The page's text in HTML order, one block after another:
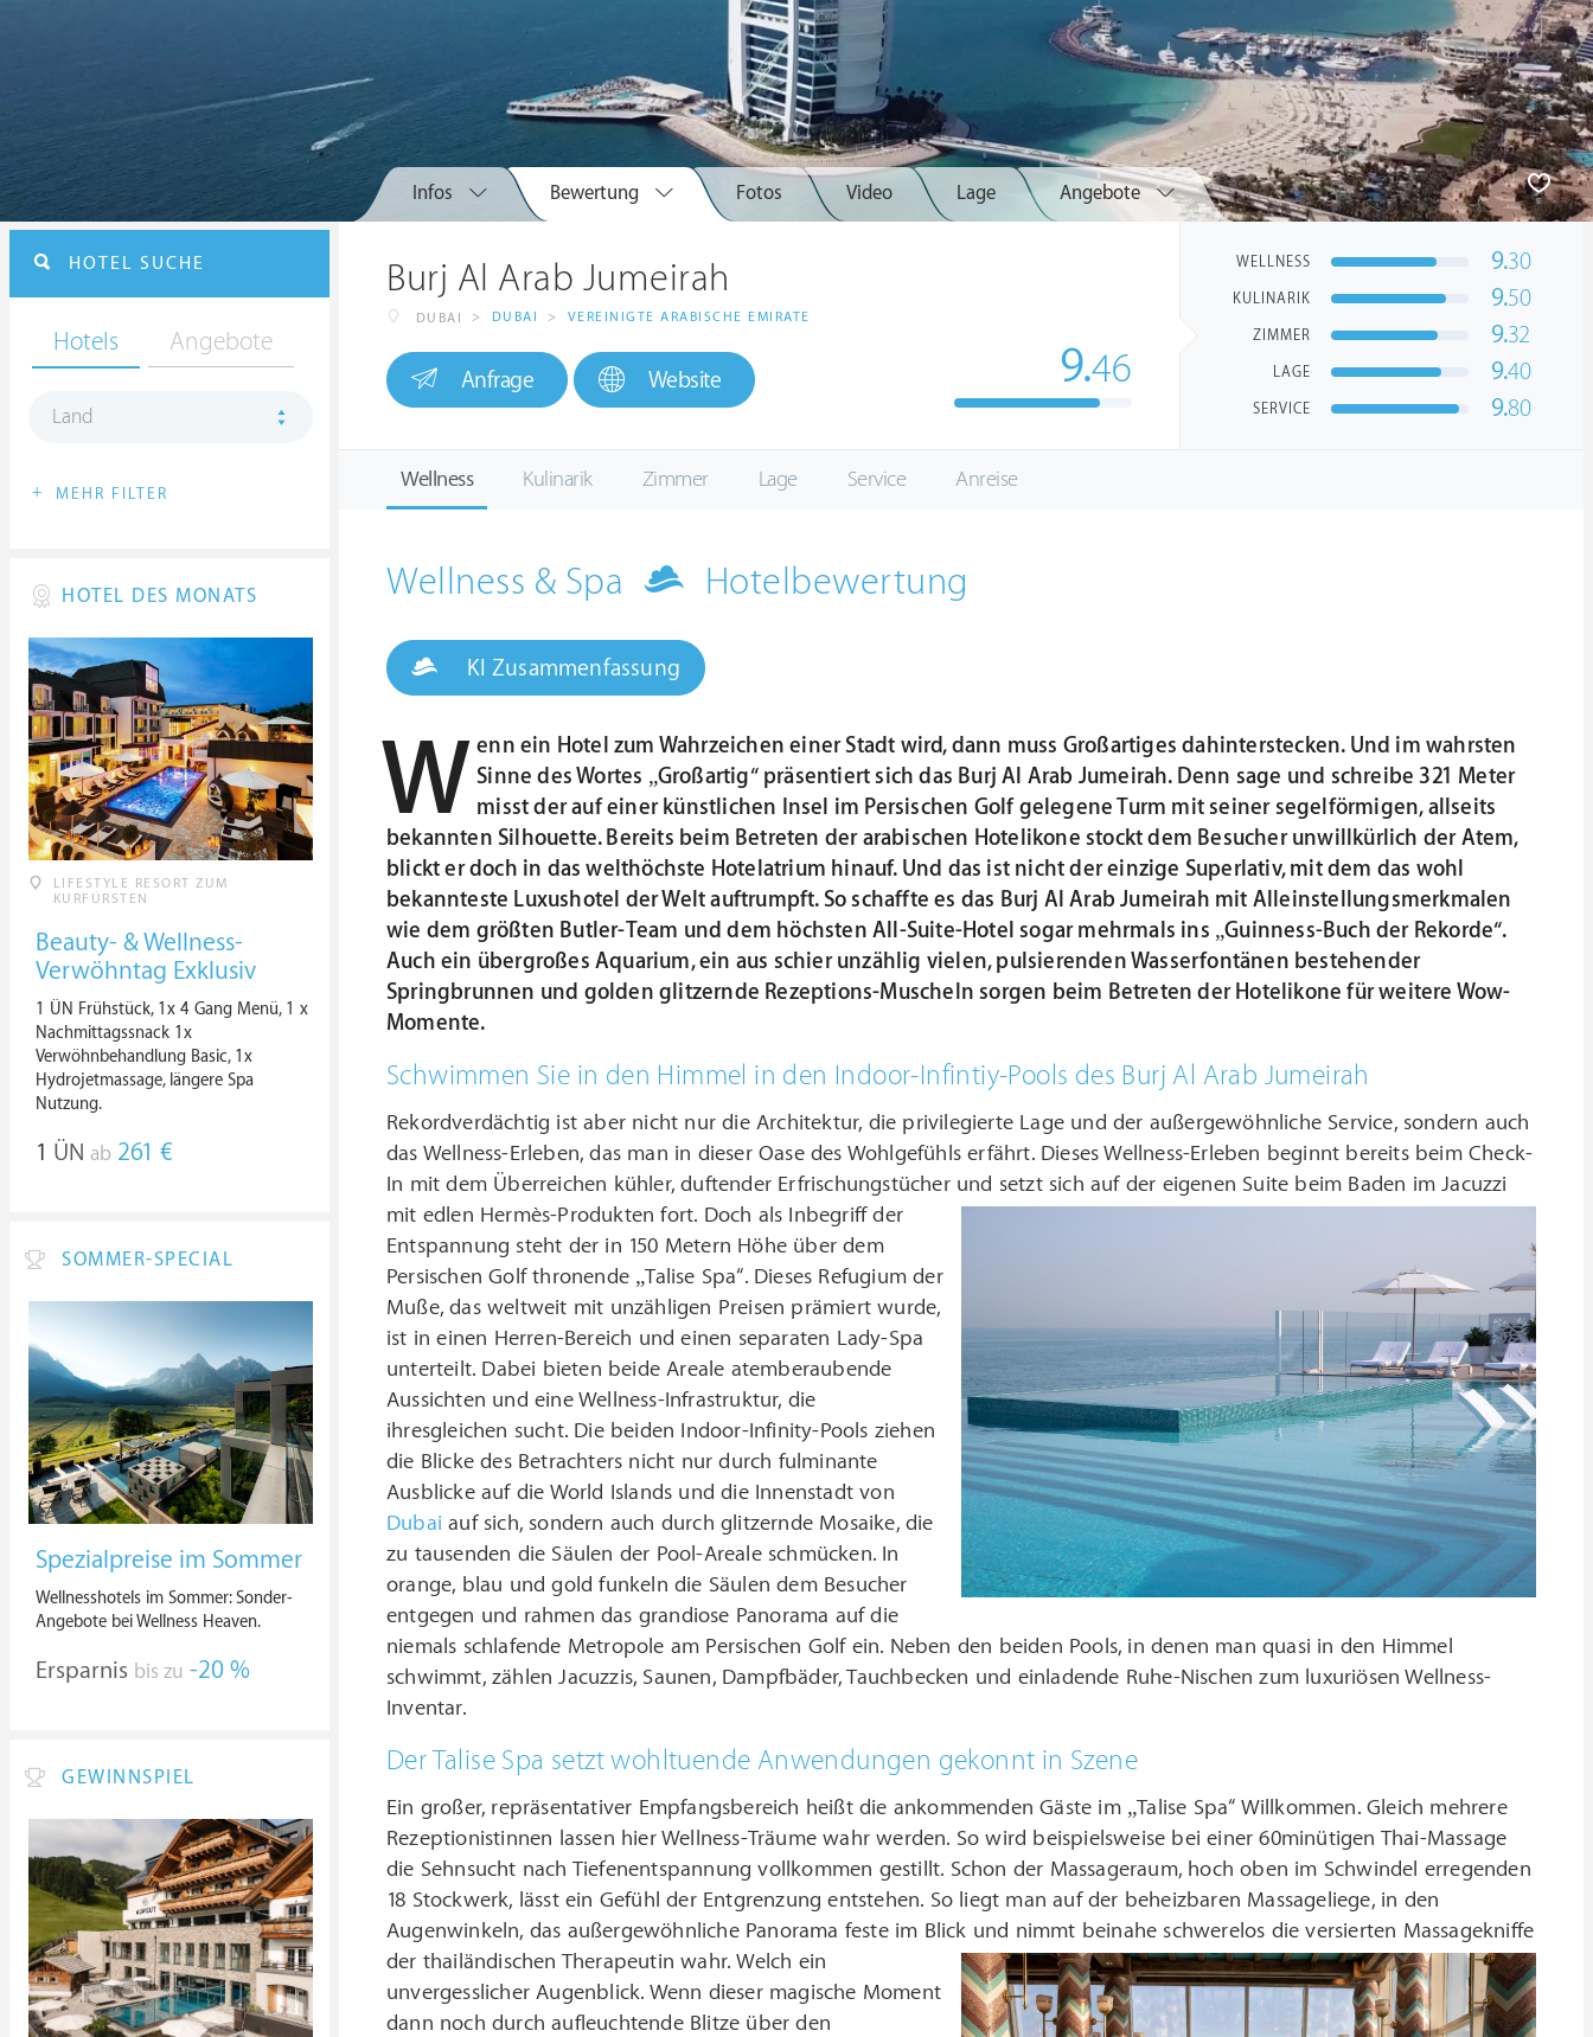
Infos Bewertung Fotos Video Lage Angebote
Burj Al Arab Jumeirah
DUBAI > DUBAI > VEREINIGTE ARABISCHE EMIRATE
Anfrage Website 9.46
WELLNESS 9.30
KULINARIK 9.50
ZIMMER 9.32
LAGE 9.40
SERVICE 9.80
Wellness Kulinarik Zimmer Lage Service Anreise
Wellness & Spa Hotelbewertung
KI Zusammenfassung
W enn ein Hotel zum Wahrzeichen einer Stadt wird, dann muss Großartiges dahinterstecken. Und im wahrsten
Sinne des Wortes „Großartig“ präsentiert sich das Burj Al Arab Jumeirah. Denn sage und schreibe 321 Meter
misst der auf einer künstlichen Insel im Persischen Golf gelegene Turm mit seiner segelförmigen, allseits
bekannten Silhouette. Bereits beim Betreten der arabischen Hotelikone stockt dem Besucher unwillkürlich der Atem,
blickt er doch in das welthöchste Hotelatrium hinauf. Und das ist nicht der einzige Superlativ, mit dem das wohl
bekannteste Luxushotel der Welt auftrumpft. So schaffte es das Burj Al Arab Jumeirah mit Alleinstellungsmerkmalen
wie dem größten Butler-Team und dem höchsten All-Suite-Hotel sogar mehrmals ins „Guinness-Buch der Rekorde“.
Auch ein übergroßes Aquarium, ein aus schier unzählig vielen, pulsierenden Wasserfontänen bestehender
Springbrunnen und golden glitzernde Rezeptions-Muscheln sorgen beim Betreten der Hotelikone für weitere Wow-
Momente.
Schwimmen Sie in den Himmel in den Indoor-Infintiy-Pools des Burj Al Arab Jumeirah
Rekordverdächtig ist aber nicht nur die Architektur, die privilegierte Lage und der außergewöhnliche Service, sondern auch
das Wellness-Erleben, das man in dieser Oase des Wohlgefühls erfährt. Dieses Wellness-Erleben beginnt bereits beim Check-
In mit dem Überreichen kühler, duftender Erfrischungstücher und setzt sich auf der eigenen Suite beim Baden im Jacuzzi
mit edlen Hermès-Produkten fort. Doch als Inbegriff der
Entspannung steht der in 150 Metern Höhe über dem
Persischen Golf thronende „Talise Spa“. Dieses Refugium der
Muße, das weltweit mit unzähligen Preisen prämiert wurde,
ist in einen Herren-Bereich und einen separaten Lady-Spa
unterteilt. Dabei bieten beide Areale atemberaubende
Aussichten und eine Wellness-Infrastruktur, die
ihresgleichen sucht. Die beiden Indoor-Infinity-Pools ziehen
die Blicke des Betrachters nicht nur durch fulminante
Ausblicke auf die World Islands und die Innenstadt von
Dubai auf sich, sondern auch durch glitzernde Mosaike, die
zu tausenden die Säulen der Pool-Areale schmücken. In
orange, blau und gold funkeln die Säulen dem Besucher
entgegen und rahmen das grandiose Panorama auf die
niemals schlafende Metropole am Persischen Golf ein. Neben den beiden Pools, in denen man quasi in den Himmel
schwimmt, zählen Jacuzzis, Saunen, Dampfbäder, Tauchbecken und einladende Ruhe-Nischen zum luxuriösen Wellness-
Inventar.
Der Talise Spa setzt wohltuende Anwendungen gekonnt in Szene
Ein großer, repräsentativer Empfangsbereich heißt die ankommenden Gäste im „Talise Spa“ Willkommen. Gleich mehrere
Rezeptionistinnen lassen hier Wellness-Träume wahr werden. So wird beispielsweise bei einer 60minütigen Thai-Massage
die Sehnsucht nach Tiefenentspannung vollkommen gestillt. Schon der Massageraum, hoch oben im Schwindel erregenden
18 Stockwerk, lässt ein Gefühl der Entgrenzung entstehen. So liegt man auf der beheizbaren Massageliege, in den
Augenwinkeln, das außergewöhnliche Panorama feste im Blick und nimmt beinahe schwerelos die versierten Massagekniffe
der thailändischen Therapeutin wahr.Welch ein
unvergesslicher Augenblick. Wenn dieser magische Moment
dann noch durch aufleuchtende Blitze über den
HOTEL SUCHE
Hotels Angebote
Land
+ MEHR FILTER
HOTEL DES MONATS
LIFESTYLE RESORT ZUM
KURFÜRSTEN
Beauty- & Wellness-
Verwöhntag Exklusiv
1 ÜN Frühstück, 1x 4 Gang Menü, 1 x
Nachmittagssnack 1x
Verwöhnbehandlung Basic, 1x
Hydrojetmassage, längere Spa
Nutzung.
1 ÜN ab 261 €
SOMMER-SPECIAL
Spezialpreise im Sommer
Wellnesshotels im Sommer: Sonder-
Angebote bei Wellness Heaven.
Ersparnis bis zu -20 %
GEWINNSPIEL